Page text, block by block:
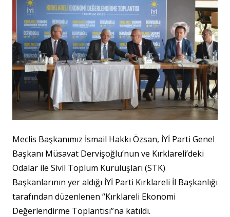
Meclis Başkanımız İsmail Hakkı Özsan, İYİ Parti Genel
Başkanı Müsavat Dervişoğlu’nun ve Kırklareli’deki
Odalar ile Sivil Toplum Kuruluşları (STK)
Başkanlarının yer aldığı İYİ Parti Kırklareli İl Başkanlığı
tarafından düzenlenen “Kırklareli Ekonomi
Değerlendirme Toplantısı”na katıldı.